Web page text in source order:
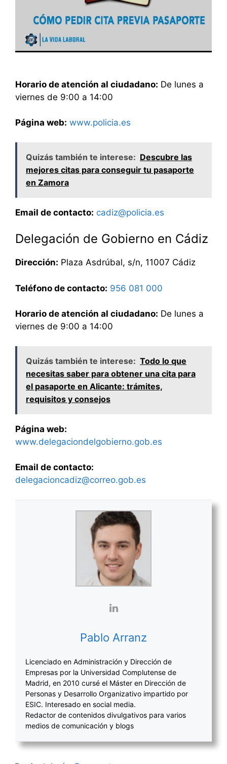
Horario de atención al ciudadano: De lunes a
viernes de 9:00 a 14:00
Página web: www.policia.es
Quizás también te interese: Descubre las
mejores citas para conseguir tu pasaporte
en Zamora
Email de contacto: cadiz@policia.es
Delegación de Gobierno en Cádiz
Dirección: Plaza Asdrúbal, s/n, 11007 Cádiz
Teléfono de contacto: 956 081 000
Horario de atención al ciudadano: De lunes a
viernes de 9:00 a 14:00
Quizás también te interese: Todo lo que
necesitas saber para obtener una cita para
el pasaporte en Alicante: trámites,
requisitos y consejos
Página web:
www.delegaciondelgobierno.gob.es
Email de contacto:
delegacioncadiz@correo.gob.es
Pablo Arranz
Licenciado en Administración y Dirección de
Empresas por la Universidad Complutense de
Madrid, en 2010 cursé el Máster en Dirección de
Personas y Desarrollo Organizativo impartido por
ESIC. Interesado en social media.
Redactor de contenidos divulgativos para varios
medios de comunicación y blogs